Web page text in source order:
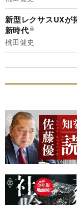
新型レクサスUXが
新時代
桃田健史